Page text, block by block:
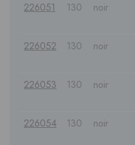
226051 130 noir
226052 130 noir
226053 130 noir
226054 130 noir